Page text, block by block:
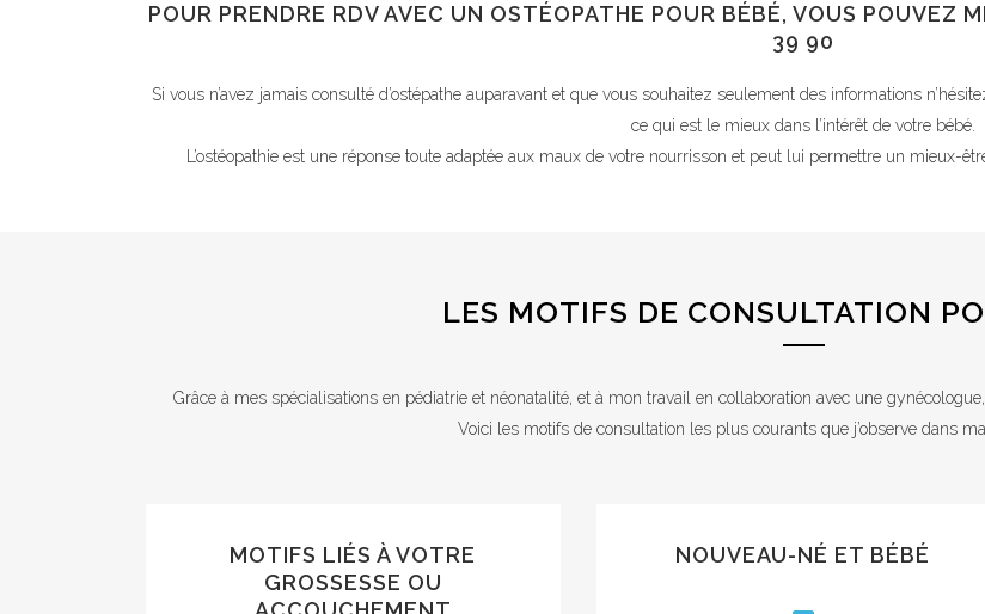
POUR PRENDRE RDV AVEC UN OSTÉOPATHE POUR BÉBÉ, VOUS POUVEZ
39 90
Si vous n’avez jamais consulté d’ostépathe auparavant et que vous souhaitez seulement des informations
ce qui est le mieux dans l’intérêt de votre bébé.
L’ostéopathie est une réponse toute adaptée aux maux de votre nourrisson et peut lui permettre un mieux-
LES MOTIFS DE CONSULTATION
Grâce à mes spécialisations en pédiatrie et néonatalité, et à mon travail en collaboration avec une
Voici les motifs de consultation les plus courants que j’observe dans
MOTIFS LIÉS À VOTRE
GROSSESSE OU
NOUVEAU-NÉ ET BÉBÉ